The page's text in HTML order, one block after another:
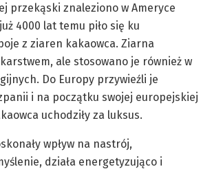
przekąski znaleziono w Ameryce
4000 lat temu piło się ku
z ziaren kakaowca. Ziarna
ale stosowano je również w
Do Europy przywieźli je
i na początku swojej europejskiej
uchodziły za luksus.
wpływ na nastrój,
działa energetyzująco i